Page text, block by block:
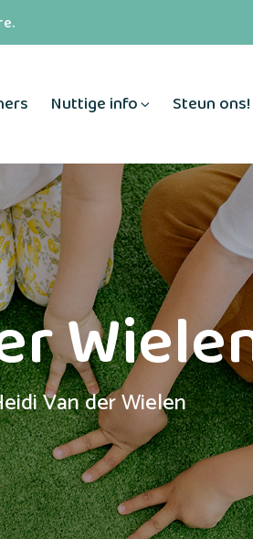
Nuttige info Steun ons!
Van der Wielen